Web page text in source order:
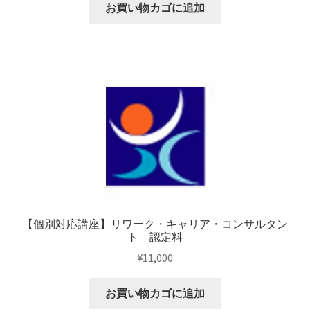
お買い物カゴに追加
【個別対応講座】リワーク・キャリア・コンサルタン
ト 認定料
¥11,000
お買い物カゴに追加